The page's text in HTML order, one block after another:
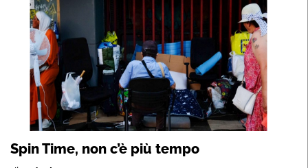
Spin Time, non c’è più tempo